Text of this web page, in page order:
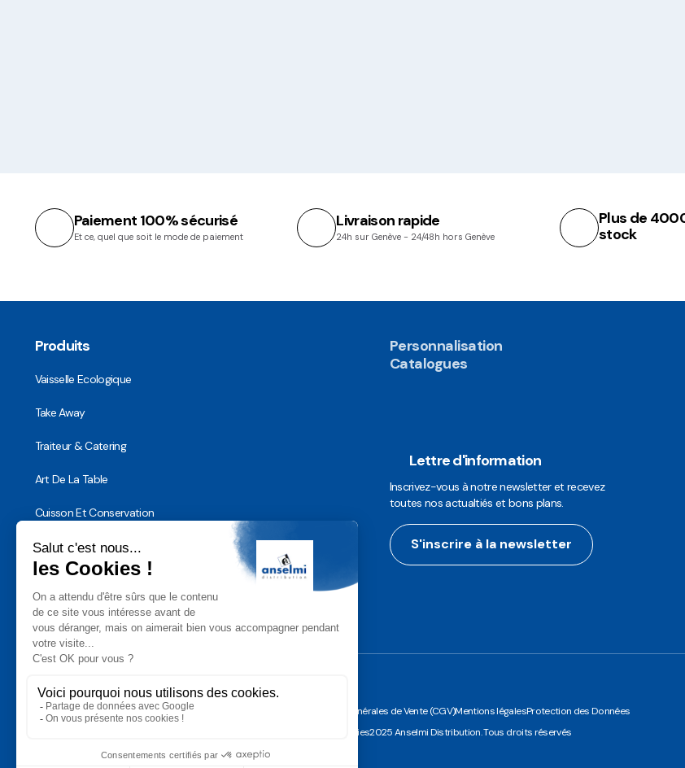
Paiement 100% sécurisé
Et ce, quel que soit le mode de paiement
Livraison rapide
24h sur Genève - 24/48h hors Genève
Plus de
stock
Produits
Vaisselle Ecologique
Take Away
Traiteur & Catering
Art De La Table
Cuisson Et Conservation
Hygiène, Sécurité et Traçabilité
Vaisselle Réutilisable
Noël
Personnalisation
Catalogues
Lettre d'information
Inscrivez-vous à notre newsletter et recevez
toutes nos actualtiés et bons plans.
S'inscrire à la newsletter
Conditions Générales de Vente (CGV)Mentions légalesProtection des Données
Gérer les cookies2025 Anselmi Distribution. Tous droits réservés